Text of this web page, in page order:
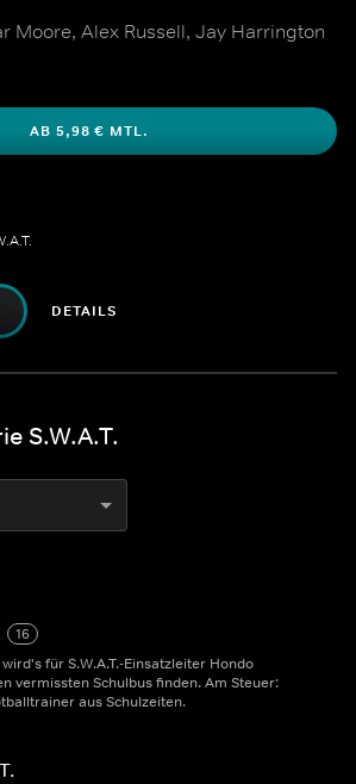
Moore, Alex Russell, Jay Harrington
AB 5,98 € MTL.
DETAILS
S.W.A.T.
16
für S.W.A.T.-Einsatzleiter Hondo
vermissten Schulbus finden. Am Steuer:
aus Schulzeiten.